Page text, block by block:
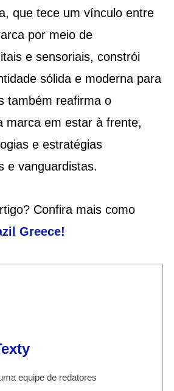
que tece um vínculo entre
por meio de
e sensoriais, constrói
sólida e moderna para
também reafirma o
marca em estar à frente,
e estratégias
e vanguardistas.
Confira mais como
Greece!
equipe de redatores